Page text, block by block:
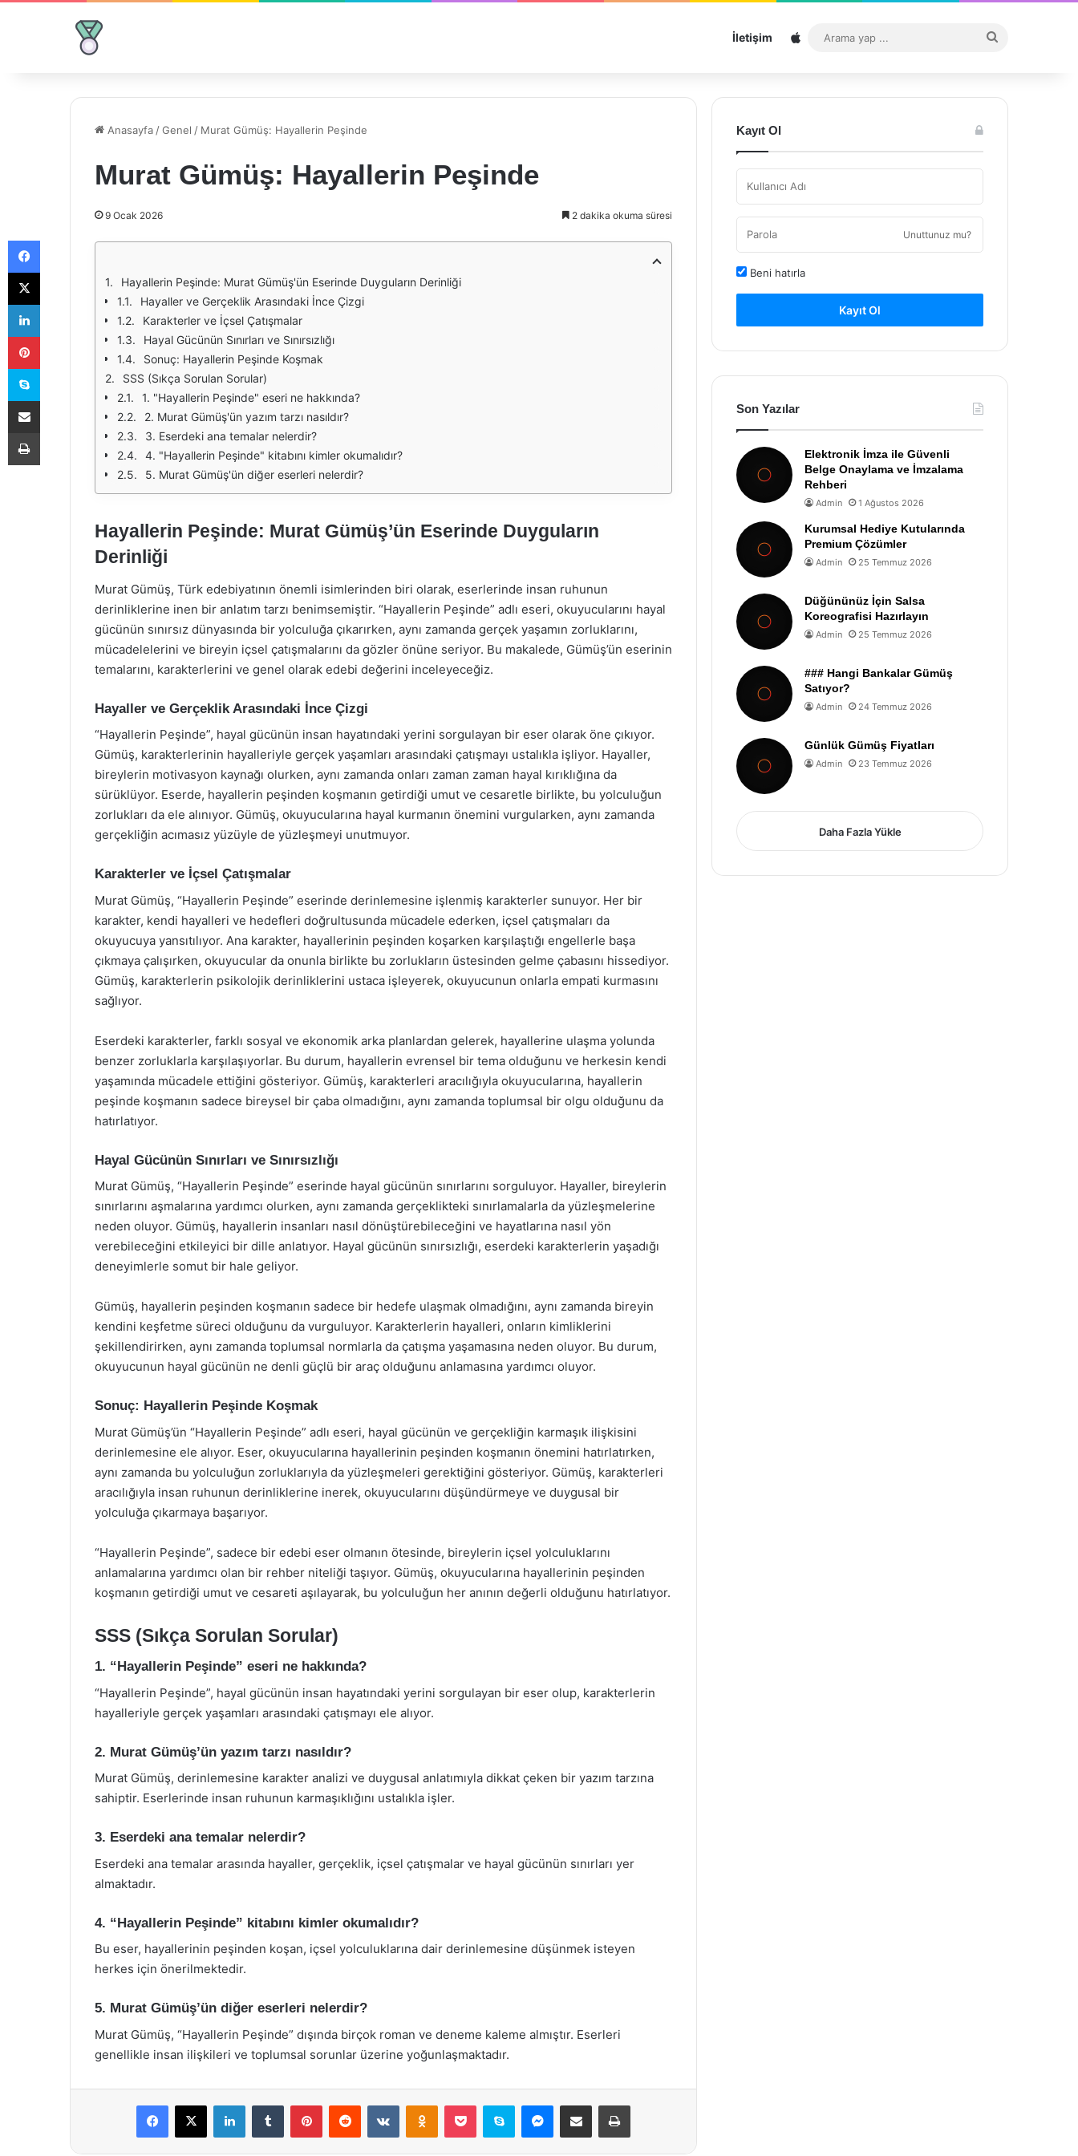
İletişim Sitemap
...
Anasayfa /Genel / Murat Gümüş: Hayallerin Peşinde
Murat Gümüş: Hayallerin Peşinde
9 Ocak 2026 2 dakika okuma süresi
Hayallerin Peşinde: Murat Gümüş'ün Eserinde Duyguların Derinliği
Hayaller ve Gerçeklik Arasındaki İnce Çizgi
Karakterler ve İçsel Çatışmalar
Hayal Gücünün Sınırları ve Sınırsızlığı
Sonuç: Hayallerin Peşinde Koşmak
SSS (Sıkça Sorulan Sorular)
1. "Hayallerin Peşinde" eseri ne hakkında?
2. Murat Gümüş'ün yazım tarzı nasıldır?
3. Eserdeki ana temalar nelerdir?
4. "Hayallerin Peşinde" kitabını kimler okumalıdır?
5. Murat Gümüş'ün diğer eserleri nelerdir?
Hayallerin Peşinde: Murat Gümüş’ün Eserinde Duyguların
Derinliği
Murat Gümüş, Türk edebiyatının önemli isimlerinden biri olarak, eserlerinde insan ruhunun
derinliklerine inen bir anlatım tarzı benimsemiştir. “Hayallerin Peşinde” adlı eseri, okuyucularını hayal
gücünün sınırsız dünyasında bir yolculuğa çıkarırken, aynı zamanda gerçek yaşamın zorluklarını,
mücadelelerini ve bireyin içsel çatışmalarını da gözler önüne seriyor. Bu makalede, Gümüş’ün eserinin
temalarını, karakterlerini ve genel olarak edebi değerini inceleyeceğiz.
Hayaller ve Gerçeklik Arasındaki İnce Çizgi
“Hayallerin Peşinde”, hayal gücünün insan hayatındaki yerini sorgulayan bir eser olarak öne çıkıyor.
Gümüş, karakterlerinin hayalleriyle gerçek yaşamları arasındaki çatışmayı ustalıkla işliyor. Hayaller,
bireylerin motivasyon kaynağı olurken, aynı zamanda onları zaman zaman hayal kırıklığına da
sürüklüyor. Eserde, hayallerin peşinden koşmanın getirdiği umut ve cesaretle birlikte, bu yolculuğun
zorlukları da ele alınıyor. Gümüş, okuyucularına hayal kurmanın önemini vurgularken, aynı zamanda
gerçekliğin acımasız yüzüyle de yüzleşmeyi unutmuyor.
Karakterler ve İçsel Çatışmalar
Murat Gümüş, “Hayallerin Peşinde” eserinde derinlemesine işlenmiş karakterler sunuyor. Her bir
karakter, kendi hayalleri ve hedefleri doğrultusunda mücadele ederken, içsel çatışmaları da
okuyucuya yansıtılıyor. Ana karakter, hayallerinin peşinden koşarken karşılaştığı engellerle başa
çıkmaya çalışırken, okuyucular da onunla birlikte bu zorlukların üstesinden gelme çabasını hissediyor.
Gümüş, karakterlerin psikolojik derinliklerini ustaca işleyerek, okuyucunun onlarla empati kurmasını
sağlıyor.
Eserdeki karakterler, farklı sosyal ve ekonomik arka planlardan gelerek, hayallerine ulaşma yolunda
benzer zorluklarla karşılaşıyorlar. Bu durum, hayallerin evrensel bir tema olduğunu ve herkesin kendi
yaşamında mücadele ettiğini gösteriyor. Gümüş, karakterleri aracılığıyla okuyucularına, hayallerin
peşinde koşmanın sadece bireysel bir çaba olmadığını, aynı zamanda toplumsal bir olgu olduğunu da
hatırlatıyor.
Hayal Gücünün Sınırları ve Sınırsızlığı
Murat Gümüş, “Hayallerin Peşinde” eserinde hayal gücünün sınırlarını sorguluyor. Hayaller, bireylerin
sınırlarını aşmalarına yardımcı olurken, aynı zamanda gerçeklikteki sınırlamalarla da yüzleşmelerine
neden oluyor. Gümüş, hayallerin insanları nasıl dönüştürebileceğini ve hayatlarına nasıl yön
verebileceğini etkileyici bir dille anlatıyor. Hayal gücünün sınırsızlığı, eserdeki karakterlerin yaşadığı
deneyimlerle somut bir hale geliyor.
Gümüş, hayallerin peşinden koşmanın sadece bir hedefe ulaşmak olmadığını, aynı zamanda bireyin
kendini keşfetme süreci olduğunu da vurguluyor. Karakterlerin hayalleri, onların kimliklerini
şekillendirirken, aynı zamanda toplumsal normlarla da çatışma yaşamasına neden oluyor. Bu durum,
okuyucunun hayal gücünün ne denli güçlü bir araç olduğunu anlamasına yardımcı oluyor.
Sonuç: Hayallerin Peşinde Koşmak
Murat Gümüş’ün “Hayallerin Peşinde” adlı eseri, hayal gücünün ve gerçekliğin karmaşık ilişkisini
derinlemesine ele alıyor. Eser, okuyucularına hayallerinin peşinden koşmanın önemini hatırlatırken,
aynı zamanda bu yolculuğun zorluklarıyla da yüzleşmeleri gerektiğini gösteriyor. Gümüş, karakterleri
aracılığıyla insan ruhunun derinliklerine inerek, okuyucularını düşündürmeye ve duygusal bir
yolculuğa çıkarmaya başarıyor.
“Hayallerin Peşinde”, sadece bir edebi eser olmanın ötesinde, bireylerin içsel yolculuklarını
anlamalarına yardımcı olan bir rehber niteliği taşıyor. Gümüş, okuyucularına hayallerinin peşinden
koşmanın getirdiği umut ve cesareti aşılayarak, bu yolculuğun her anının değerli olduğunu hatırlatıyor.
SSS (Sıkça Sorulan Sorular)
1. “Hayallerin Peşinde” eseri ne hakkında?
“Hayallerin Peşinde”, hayal gücünün insan hayatındaki yerini sorgulayan bir eser olup, karakterlerin
hayalleriyle gerçek yaşamları arasındaki çatışmayı ele alıyor.
2. Murat Gümüş’ün yazım tarzı nasıldır?
Murat Gümüş, derinlemesine karakter analizi ve duygusal anlatımıyla dikkat çeken bir yazım tarzına
sahiptir. Eserlerinde insan ruhunun karmaşıklığını ustalıkla işler.
3. Eserdeki ana temalar nelerdir?
Eserdeki ana temalar arasında hayaller, gerçeklik, içsel çatışmalar ve hayal gücünün sınırları yer
almaktadır.
4. “Hayallerin Peşinde” kitabını kimler okumalıdır?
Bu eser, hayallerinin peşinden koşan, içsel yolculuklarına dair derinlemesine düşünmek isteyen
herkes için önerilmektedir.
5. Murat Gümüş’ün diğer eserleri nelerdir?
Murat Gümüş, “Hayallerin Peşinde” dışında birçok roman ve deneme kaleme almıştır. Eserleri
genellikle insan ilişkileri ve toplumsal sorunlar üzerine yoğunlaşmaktadır.
Facebook
X LinkedInTumblr PinterestReddit VKontakteOdnoklassniki
Pocket Skype Messenger
E-Posta ile paylaş Yazdır
Kayıt Ol
Unuttunuz mu?
Beni hatırla
Kayıt Ol
Son Yazılar
Elektronik İmza ile Güvenli
Belge Onaylama ve İmzalama
Rehberi
Admin 1 Ağustos 2026
Kurumsal Hediye Kutularında
Premium Çözümler
Admin 25 Temmuz 2026
Düğününüz İçin Salsa
Koreografisi Hazırlayın
Admin 25 Temmuz 2026
### Hangi Bankalar Gümüş
Satıyor?
Admin 24 Temmuz 2026
Günlük Gümüş Fiyatları
Admin 23 Temmuz 2026
Daha Fazla Yükle
Facebook
X
LinkedIn
Pinterest
Skype
E-Posta ile paylaş